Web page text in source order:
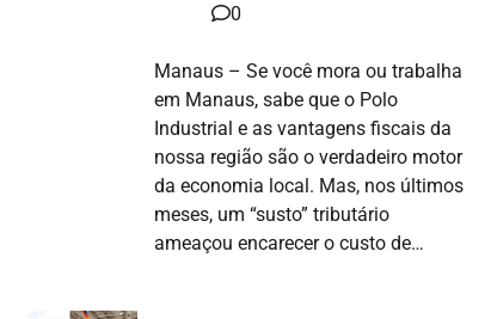
0
Manaus – Se você mora ou trabalha
em Manaus, sabe que o Polo
Industrial e as vantagens fiscais da
nossa região são o verdadeiro motor
da economia local. Mas, nos últimos
meses, um “susto” tributário
ameaçou encarecer o custo de…